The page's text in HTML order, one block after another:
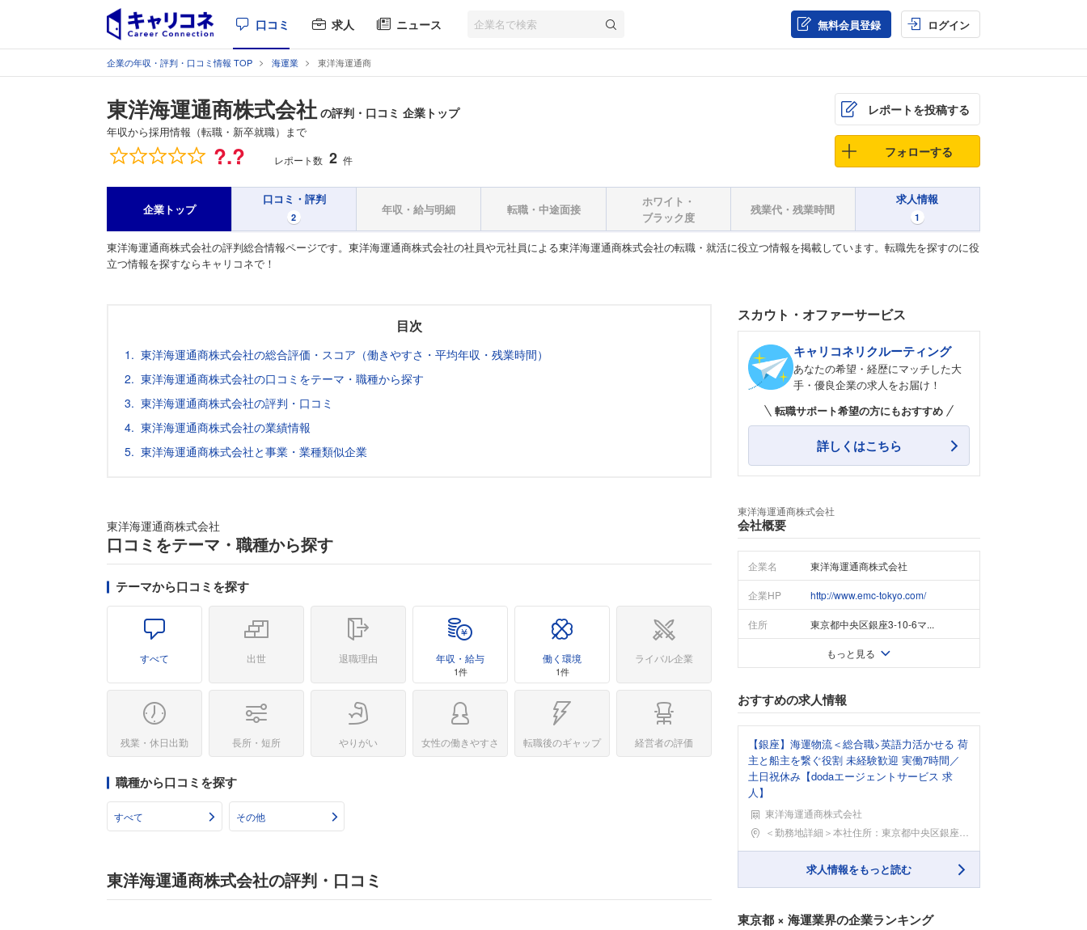
口コミ 求人 ニュース 無料会員登録 ログイン
企業の年収・評判・口コミ情報 TOP 海運業 東洋海運通商
東洋海運通商株式会社 の評判・口コミ 企業トップ
年収から採用情報（転職・新卒就職）まで
総合評価 ?.? レポート数 2 件
レポートを投稿する
フォローする
企業トップ
口コミ・評判
2
年収・給与明細 転職・中途面接
ホワイト・
ブラック度
残業代・残業時間
求人情報
1
東洋海運通商株式会社の評判総合情報ページです。東洋海運通商株式会社の社員や元社員による東洋海運通商株式会社の転職・就活に役立つ情報を掲載しています。転職先を探すのに役
立つ情報を探すならキャリコネで！
目次
東洋海運通商株式会社の総合評価・スコア（働きやすさ・平均年収・残業時間）
東洋海運通商株式会社の口コミをテーマ・職種から探す
東洋海運通商株式会社の評判・口コミ
東洋海運通商株式会社の業績情報
東洋海運通商株式会社と事業・業種類似企業
東洋海運通商株式会社
口コミをテーマ・職種から探す
テーマから口コミを探す
すべて 出世 退職理由 年収・給与
1件
働く環境
1件
ライバル企業
残業・休日出勤 長所・短所 やりがい 女性の働きやすさ 転職後のギャップ 経営者の評価
職種から口コミを探す
すべて その他
東洋海運通商株式会社の評判・口コミ
スカウト・オファーサービス
キャリコネリクルーティング
あなたの希望・経歴にマッチした大
手・優良企業の求人をお届け！
転職サポート希望の方にもおすすめ
詳しくはこちら
東洋海運通商株式会社
会社概要
企業名 東洋海運通商株式会社
企業HP http://www.emc-tokyo.com/
住所 東京都中央区銀座3-10-6マ...
もっと見る
おすすめの求人情報
【銀座】海運物流＜総合職>英語力活かせる 荷
主と船主を繋ぐ役割 未経験歓迎 実働7時間／
土日祝休み【dodaエージェントサービス 求
人】
東洋海運通商株式会社
勤務地＜勤務地詳細＞本社住所：東京都中央区銀座3-10-
求人情報をもっと読む
東京都 × 海運業界の企業ランキング